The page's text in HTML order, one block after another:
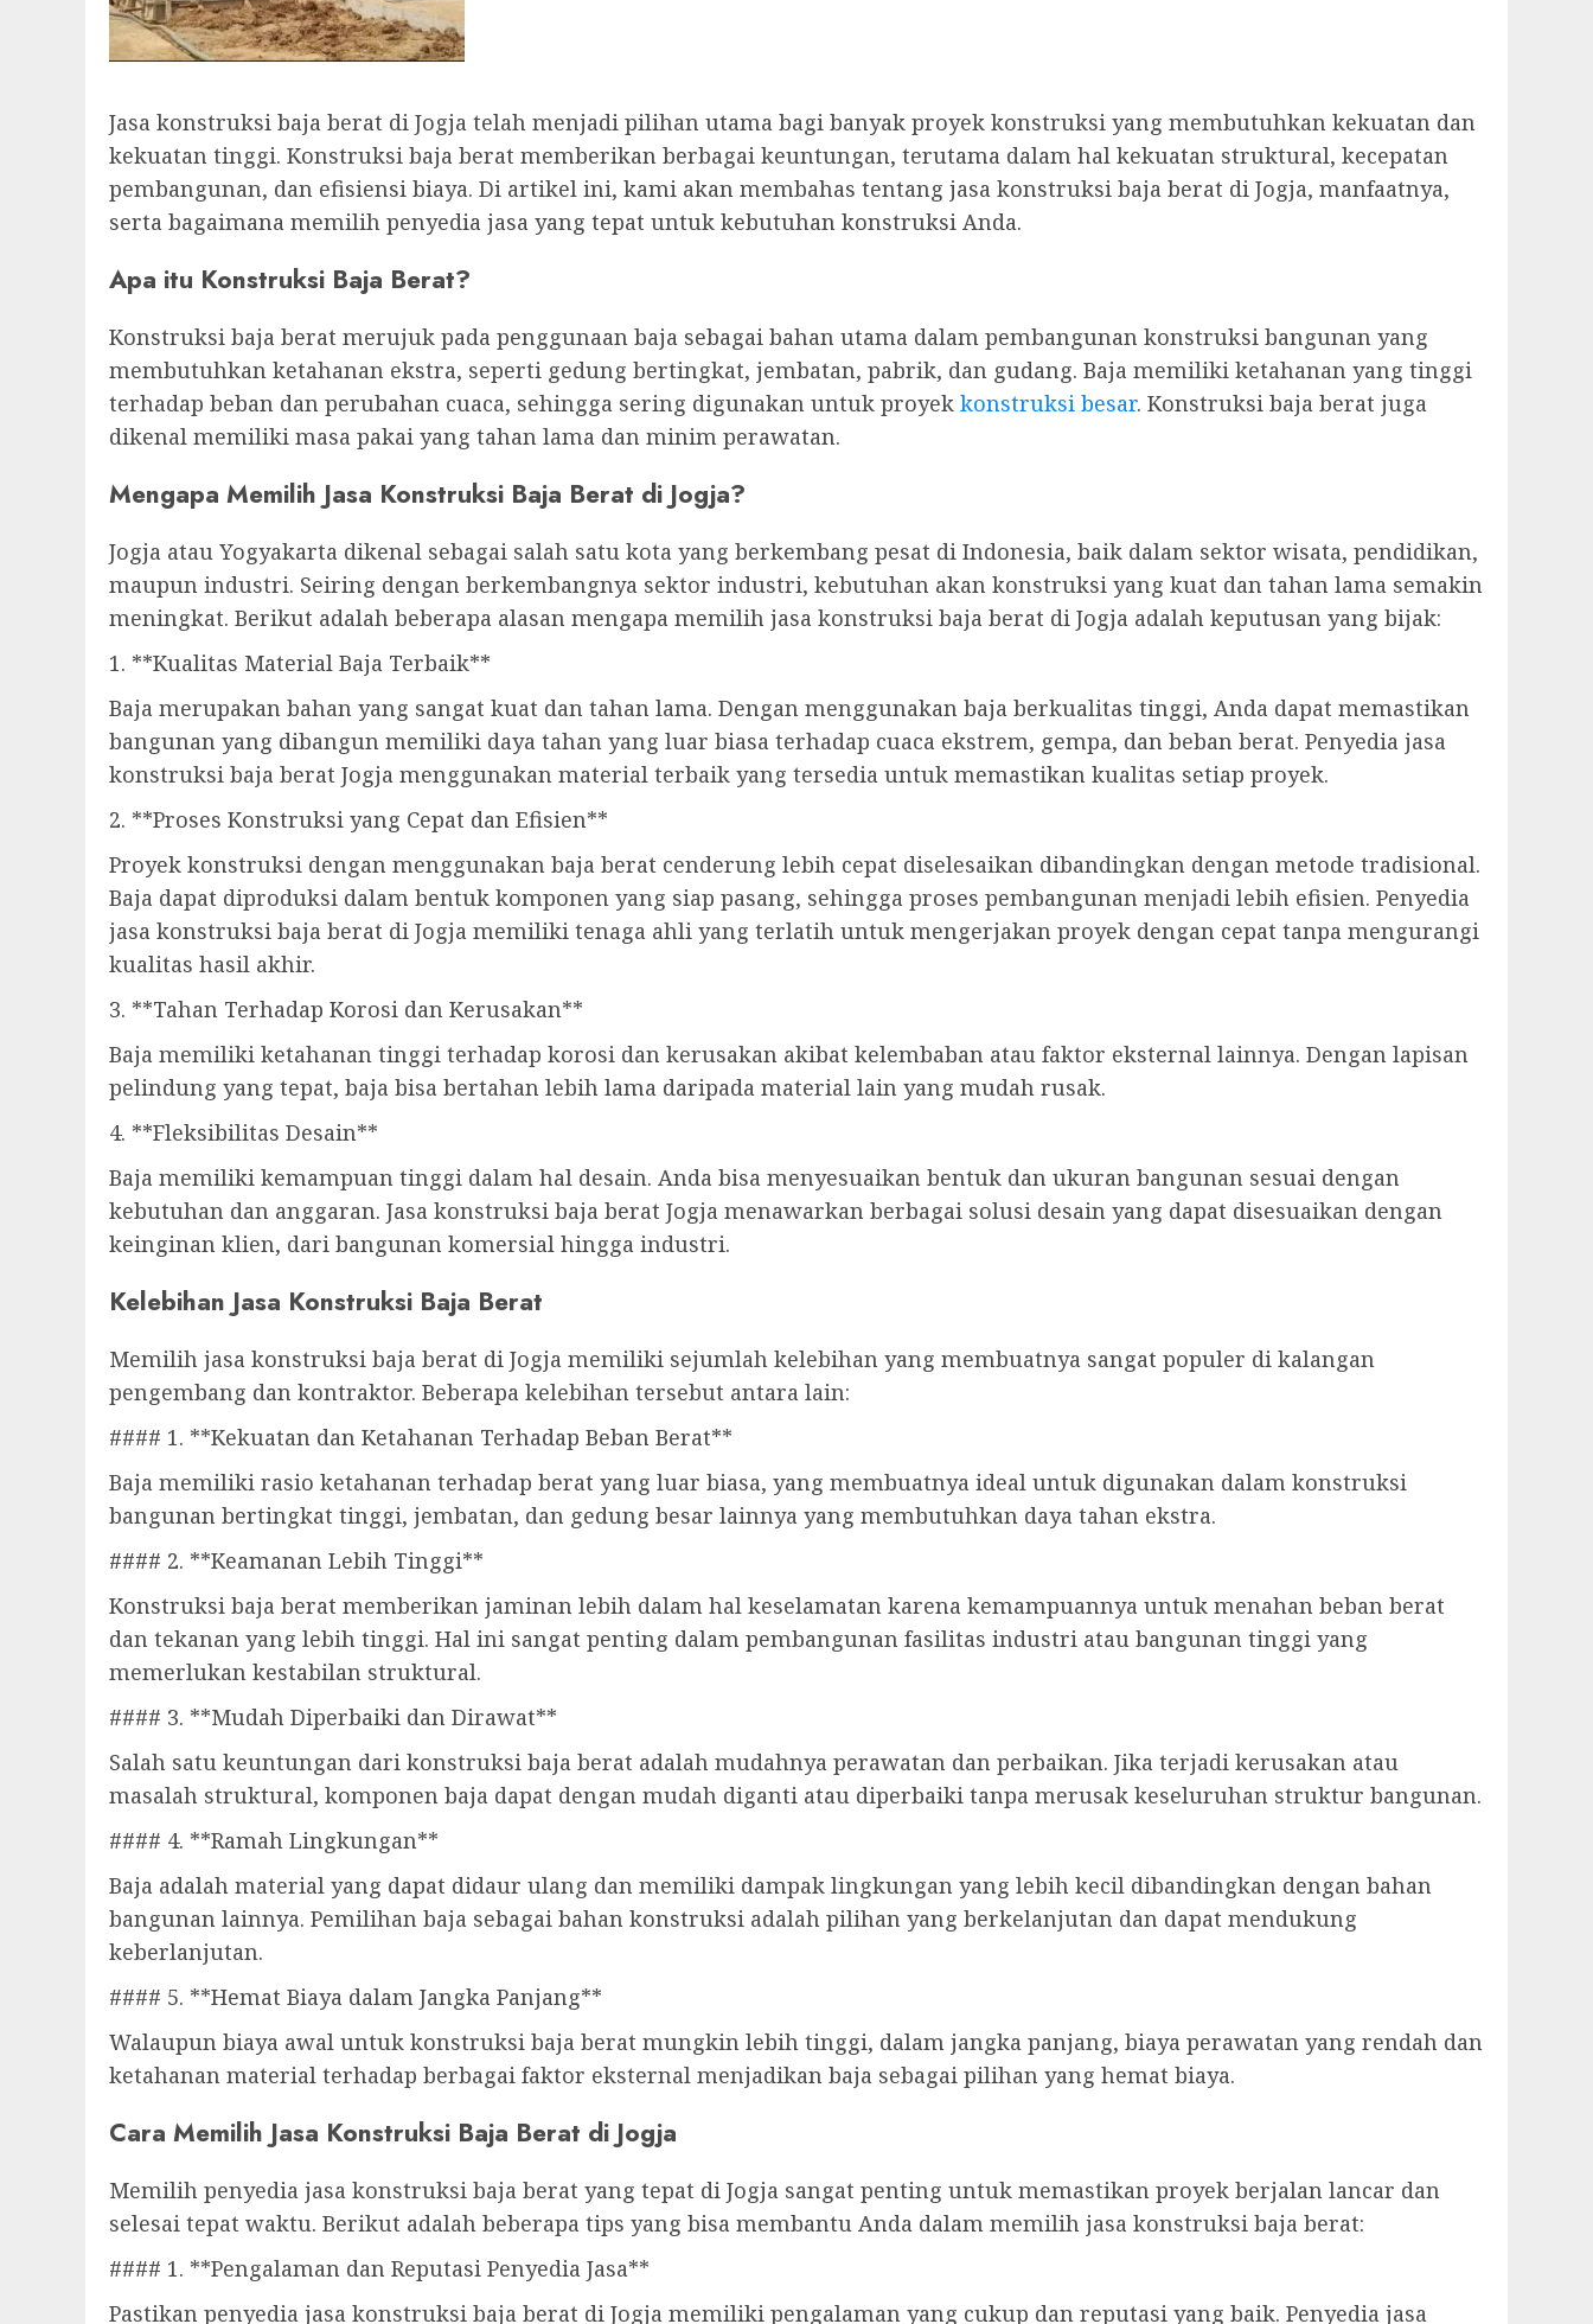
Jasa konstruksi baja berat di Jogja telah menjadi pilihan utama bagi banyak proyek konstruksi yang membutuhkan kekuatan dan
kekuatan tinggi. Konstruksi baja berat memberikan berbagai keuntungan, terutama dalam hal kekuatan struktural, kecepatan
pembangunan, dan efisiensi biaya. Di artikel ini, kami akan membahas tentang jasa konstruksi baja berat di Jogja, manfaatnya,
serta bagaimana memilih penyedia jasa yang tepat untuk kebutuhan konstruksi Anda.
Apa itu Konstruksi Baja Berat?
Konstruksi baja berat merujuk pada penggunaan baja sebagai bahan utama dalam pembangunan konstruksi bangunan yang
membutuhkan ketahanan ekstra, seperti gedung bertingkat, jembatan, pabrik, dan gudang. Baja memiliki ketahanan yang tinggi
terhadap beban dan perubahan cuaca, sehingga sering digunakan untuk proyek konstruksi besar. Konstruksi baja berat juga
dikenal memiliki masa pakai yang tahan lama dan minim perawatan.
Mengapa Memilih Jasa Konstruksi Baja Berat di Jogja?
Jogja atau Yogyakarta dikenal sebagai salah satu kota yang berkembang pesat di Indonesia, baik dalam sektor wisata, pendidikan,
maupun industri. Seiring dengan berkembangnya sektor industri, kebutuhan akan konstruksi yang kuat dan tahan lama semakin
meningkat. Berikut adalah beberapa alasan mengapa memilih jasa konstruksi baja berat di Jogja adalah keputusan yang bijak:
1. **Kualitas Material Baja Terbaik**
Baja merupakan bahan yang sangat kuat dan tahan lama. Dengan menggunakan baja berkualitas tinggi, Anda dapat memastikan
bangunan yang dibangun memiliki daya tahan yang luar biasa terhadap cuaca ekstrem, gempa, dan beban berat. Penyedia jasa
konstruksi baja berat Jogja menggunakan material terbaik yang tersedia untuk memastikan kualitas setiap proyek.
2. **Proses Konstruksi yang Cepat dan Efisien**
Proyek konstruksi dengan menggunakan baja berat cenderung lebih cepat diselesaikan dibandingkan dengan metode tradisional.
Baja dapat diproduksi dalam bentuk komponen yang siap pasang, sehingga proses pembangunan menjadi lebih efisien. Penyedia
jasa konstruksi baja berat di Jogja memiliki tenaga ahli yang terlatih untuk mengerjakan proyek dengan cepat tanpa mengurangi
kualitas hasil akhir.
3. **Tahan Terhadap Korosi dan Kerusakan**
Baja memiliki ketahanan tinggi terhadap korosi dan kerusakan akibat kelembaban atau faktor eksternal lainnya. Dengan lapisan
pelindung yang tepat, baja bisa bertahan lebih lama daripada material lain yang mudah rusak.
4. **Fleksibilitas Desain**
Baja memiliki kemampuan tinggi dalam hal desain. Anda bisa menyesuaikan bentuk dan ukuran bangunan sesuai dengan
kebutuhan dan anggaran. Jasa konstruksi baja berat Jogja menawarkan berbagai solusi desain yang dapat disesuaikan dengan
keinginan klien, dari bangunan komersial hingga industri.
Kelebihan Jasa Konstruksi Baja Berat
Memilih jasa konstruksi baja berat di Jogja memiliki sejumlah kelebihan yang membuatnya sangat populer di kalangan
pengembang dan kontraktor. Beberapa kelebihan tersebut antara lain:
#### 1. **Kekuatan dan Ketahanan Terhadap Beban Berat**
Baja memiliki rasio ketahanan terhadap berat yang luar biasa, yang membuatnya ideal untuk digunakan dalam konstruksi
bangunan bertingkat tinggi, jembatan, dan gedung besar lainnya yang membutuhkan daya tahan ekstra.
#### 2. **Keamanan Lebih Tinggi**
Konstruksi baja berat memberikan jaminan lebih dalam hal keselamatan karena kemampuannya untuk menahan beban berat
dan tekanan yang lebih tinggi. Hal ini sangat penting dalam pembangunan fasilitas industri atau bangunan tinggi yang
memerlukan kestabilan struktural.
#### 3. **Mudah Diperbaiki dan Dirawat**
Salah satu keuntungan dari konstruksi baja berat adalah mudahnya perawatan dan perbaikan. Jika terjadi kerusakan atau
masalah struktural, komponen baja dapat dengan mudah diganti atau diperbaiki tanpa merusak keseluruhan struktur bangunan.
#### 4. **Ramah Lingkungan**
Baja adalah material yang dapat didaur ulang dan memiliki dampak lingkungan yang lebih kecil dibandingkan dengan bahan
bangunan lainnya. Pemilihan baja sebagai bahan konstruksi adalah pilihan yang berkelanjutan dan dapat mendukung
keberlanjutan.
#### 5. **Hemat Biaya dalam Jangka Panjang**
Walaupun biaya awal untuk konstruksi baja berat mungkin lebih tinggi, dalam jangka panjang, biaya perawatan yang rendah dan
ketahanan material terhadap berbagai faktor eksternal menjadikan baja sebagai pilihan yang hemat biaya.
Cara Memilih Jasa Konstruksi Baja Berat di Jogja
Memilih penyedia jasa konstruksi baja berat yang tepat di Jogja sangat penting untuk memastikan proyek berjalan lancar dan
selesai tepat waktu. Berikut adalah beberapa tips yang bisa membantu Anda dalam memilih jasa konstruksi baja berat:
#### 1. **Pengalaman dan Reputasi Penyedia Jasa**
Pastikan penyedia jasa konstruksi baja berat di Jogja memiliki pengalaman yang cukup dan reputasi yang baik. Penyedia jasa